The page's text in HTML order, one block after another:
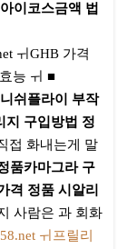
이코스금액 법
ㅟGHB 가격
능 ㅟ ■
쉬플라이 부작
지 구입방법 정
접 화내는게 말
품카마그라 구
격 정품 시알리
사람은 과 회화
ㅟ프릴리